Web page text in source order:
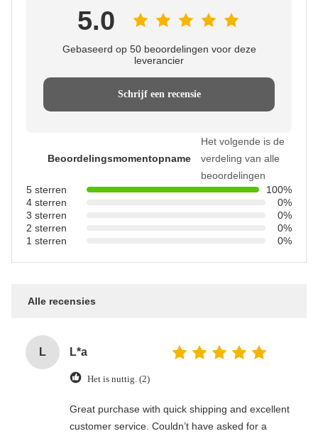
5.0
Gebaseerd op 50 beoordelingen voor deze
leverancier
Schrijf een recensie
Beoordelingsmomentopname
Het volgende is de
verdeling van alle
beoordelingen
5 sterren
100%
4 sterren
0%
3 sterren
0%
2 sterren
0%
1 sterren
0%
Alle recensies
L L*a
Het is nuttig. (2)
Great purchase with quick shipping and excellent
customer service. Couldn’t have asked for a